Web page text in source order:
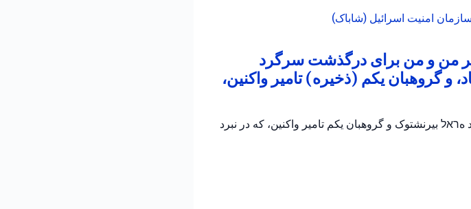
سازمان امنیت اسرائیل (شاباک)
من و من برای درگذشت سرگرد
و گروهبان یکم (ذخیره) تامیر واکنین،
بیرنشتوک و گروهبان یکم تامیر واکنین، که در نبرد